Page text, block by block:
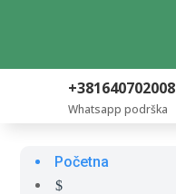
+381640702008
Whatsapp podrška
Početna
$